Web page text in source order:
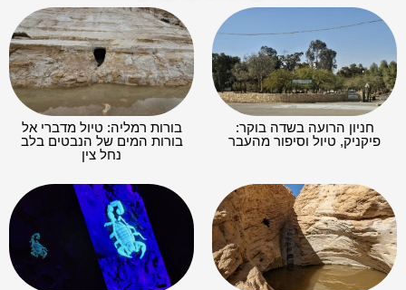
חניון הרועה בשדה בוקר:
פיקניק, טיול וסיפור מהעבר
בורות רמליה: טיול מדברי אל
בורות המים של הנבטים בלב
נחל צין